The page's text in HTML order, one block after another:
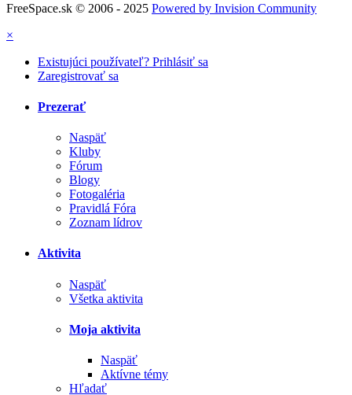
FreeSpace.sk © 2006 - 2025 Powered by Invision Community
×
Existujúci používateľ? Prihlásiť sa
Zaregistrovať sa
Prezerať
Naspäť
Kluby
Fórum
Blogy
Fotogaléria
Pravidlá Fóra
Zoznam lídrov
Aktivita
Naspäť
Všetka aktivita
Moja aktivita
Naspäť
Aktívne témy
Hľadať